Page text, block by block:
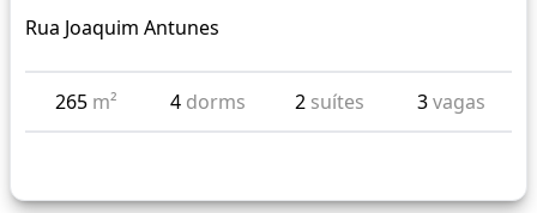
Rua Joaquim Antunes
265 m² 4 dorms 2 suítes 3vagas